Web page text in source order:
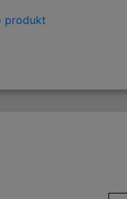
produkt